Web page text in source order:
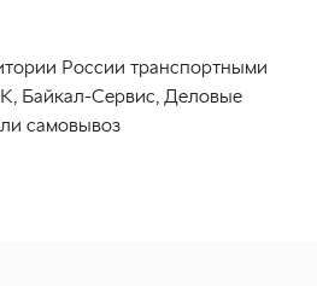
России транспортными
Байкал-Сервис, Деловые
самовывоз